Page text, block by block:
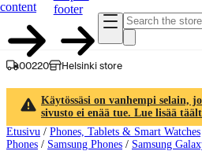
content
footer
00220 Helsinki store
Käytössäsi on vanhempi selain,
sivusto ei enää tue. Lue lisää
Etusivu / Phones, Tablets & Smart Watches
Phones / Samsung Phones / Samsung